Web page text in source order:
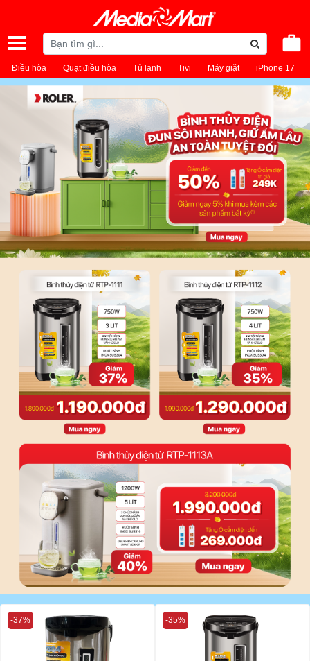
Điều hòa Quạt điều hòa Tủ lạnh Tivi Máy giặt iPhone 17
-37% -35%